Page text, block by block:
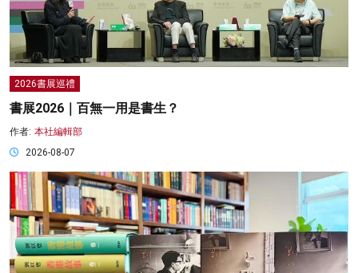
2026書展巡禮
書展2026｜百無一用是書生？
作者: 本社編輯部
2026-08-07